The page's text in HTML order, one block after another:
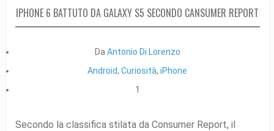
IPHONE 6 BATTUTO DA GALAXY S5 SECONDO CANSUMER REPORT
Da Antonio Di Lorenzo
Android,Curiosità,iPhone
1
Secondo la classifica stilata da Consumer Report, il